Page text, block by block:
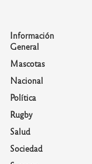
Información
General
Mascotas
Nacional
Política
Rugby
Salud
Sociedad